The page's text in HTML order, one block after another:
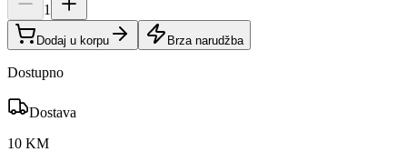
1
Dodaj u korpu Brza narudžba
Dostupno
Dostava
10 KM